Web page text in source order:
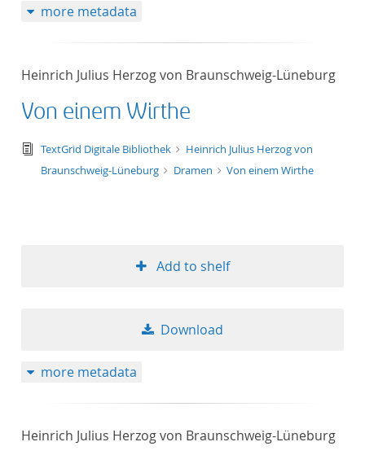
more metadata
Heinrich Julius Herzog von Braunschweig-Lüneburg
Von einem Wirthe
text/tg.edition+tg.aggregation+xml
TextGrid Digitale Bibliothek
Heinrich Julius Herzog von
Braunschweig-Lüneburg
Dramen Von einem Wirthe
Add to shelf
Download
more metadata
Heinrich Julius Herzog von Braunschweig-Lüneburg